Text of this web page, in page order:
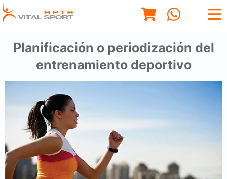
Planificación o periodización del
entrenamiento deportivo